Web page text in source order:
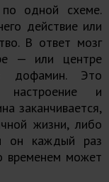
по одной схеме.
действие или
В ответ мозг
— или центре
дофамин. Это
настроение и
заканчивается,
жизни, либо
он каждый раз
временем может